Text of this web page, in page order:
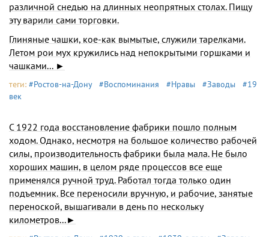
различной снедью на длинных неопрятных столах. Пищу
эту ва­рили сами торговки.
Глиняные чашки, кое-как вымытые, служили тарелками.
Летом рои мух кружились над не­покрытыми горшками и
чашками... ►
теги: #Ростов-на-Дону #Воспоминания #Нравы #Заводы
#19
век
С 1922 года восстановление фабрики пошло полным
ходом. Однако, несмотря на большое количество рабочей
силы, производительность фабрики была мала. Не было
хороших машин, в целом ряде процессов все еще
применялся ручной труд. Работал тогда только один
подъемник. Все переносили вручную, и рабочие, занятые
переноской, вышагивали в день по нескольку
километров...►